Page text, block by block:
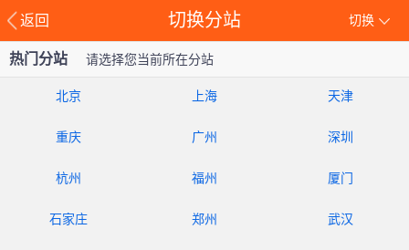
返回 切换
切换分站
热门分站 请选择您当前所在分站
北京 上海 天津
重庆 广州 深圳
杭州 福州 厦门
石家庄 郑州 武汉